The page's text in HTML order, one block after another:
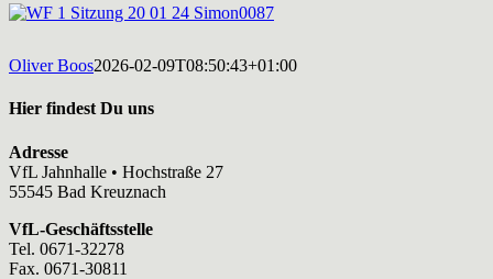
Oliver Boos2026-02-09T08:50:43+01:00
Hier findest Du uns
Adresse
VfL Jahnhalle • Hochstraße 27
55545 Bad Kreuznach
VfL-Geschäftsstelle
Tel. 0671-32278
Fax. 0671-30811